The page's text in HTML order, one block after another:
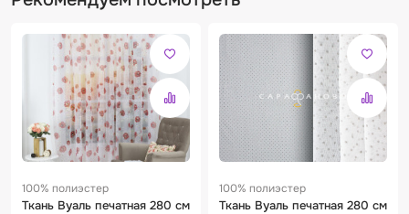
100% полиэстер
Ткань Вуаль печатная 280 см
100% полиэстер
Ткань Вуаль печатная 280 см